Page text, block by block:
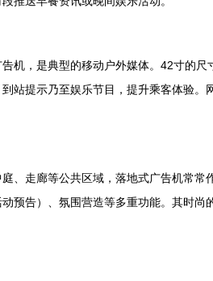
机，是典型的移动户外媒体。42寸的
站提示乃至娱乐节目，提升乘客体验
、走廊等公共区域，落地式广告机常
预告）、氛围营造等多重功能。其时